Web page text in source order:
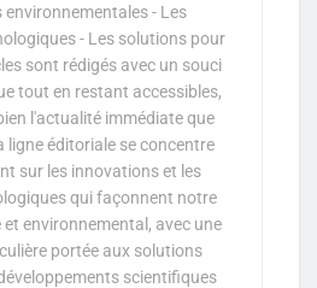
environnementales - Les
- Les solutions pour
sont rédigés avec un souci
tout en restant accessibles,
l'actualité immédiate que
ligne éditoriale se concentre
sur les innovations et les
qui façonnent notre
environnemental, avec une
portée aux solutions
scientifiques